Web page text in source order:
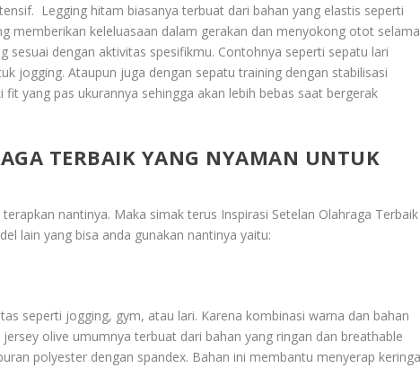
Legging hitam biasanya terbuat dari bahan yang elastis seperti
memberikan keleluasaan dalam gerakan dan menyokong otot selama
sesuai dengan aktivitas spesifikmu. Contohnya seperti sepatu lari
jogging. Ataupun juga dengan sepatu training dengan stabilisasi
yang pas ukurannya sehingga akan lebih bebas saat bergerak
TERBAIK YANG NYAMAN UNTUK
nantinya. Maka simak terus Inspirasi Setelan Olahraga Terbaik
lain yang bisa anda gunakan nantinya yaitu:
seperti jogging, gym, atau lari. Karena kombinasi warna dan bahan
olive umumnya terbuat dari bahan yang ringan dan breathable
polyester dengan spandex. Bahan ini membantu menyerap